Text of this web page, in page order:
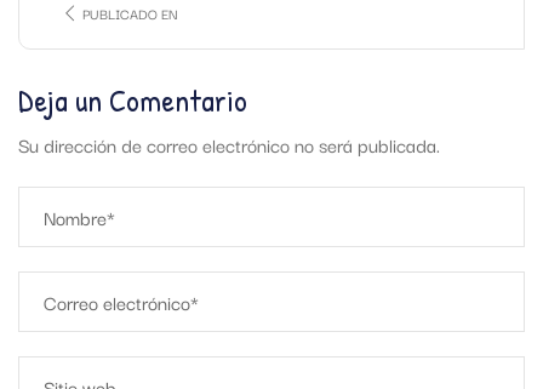
PUBLICADO EN
Deja un Comentario
Su dirección de correo electrónico no será publicada.